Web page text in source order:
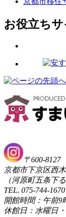
お役立ちサ
〒600-8127
京都市下京区西
（河原町五条
TEL. 075-744-
開館時間：午前9
休館日：水曜日